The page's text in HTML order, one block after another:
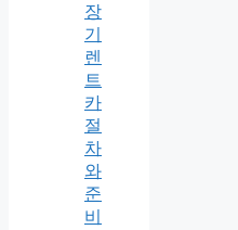
장
기
렌
트
카
절
차
와
준
비